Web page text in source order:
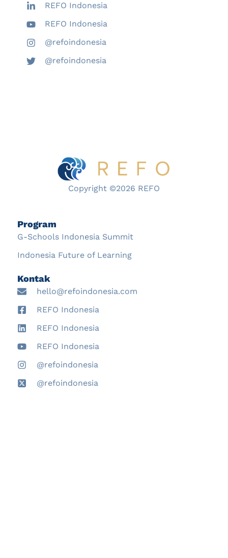
REFO Indonesia
REFO Indonesia
@refoindonesia
@refoindonesia
Copyright ©2026 REFO
Program
G-Schools Indonesia Summit
Indonesia Future of Learning
Kontak
hello@refoindonesia.com
REFO Indonesia
REFO Indonesia
REFO Indonesia
@refoindonesia
@refoindonesia